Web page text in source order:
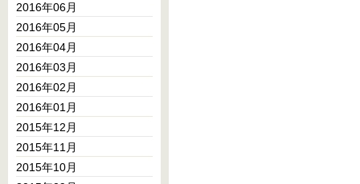
2016年06月
2016年05月
2016年04月
2016年03月
2016年02月
2016年01月
2015年12月
2015年11月
2015年10月